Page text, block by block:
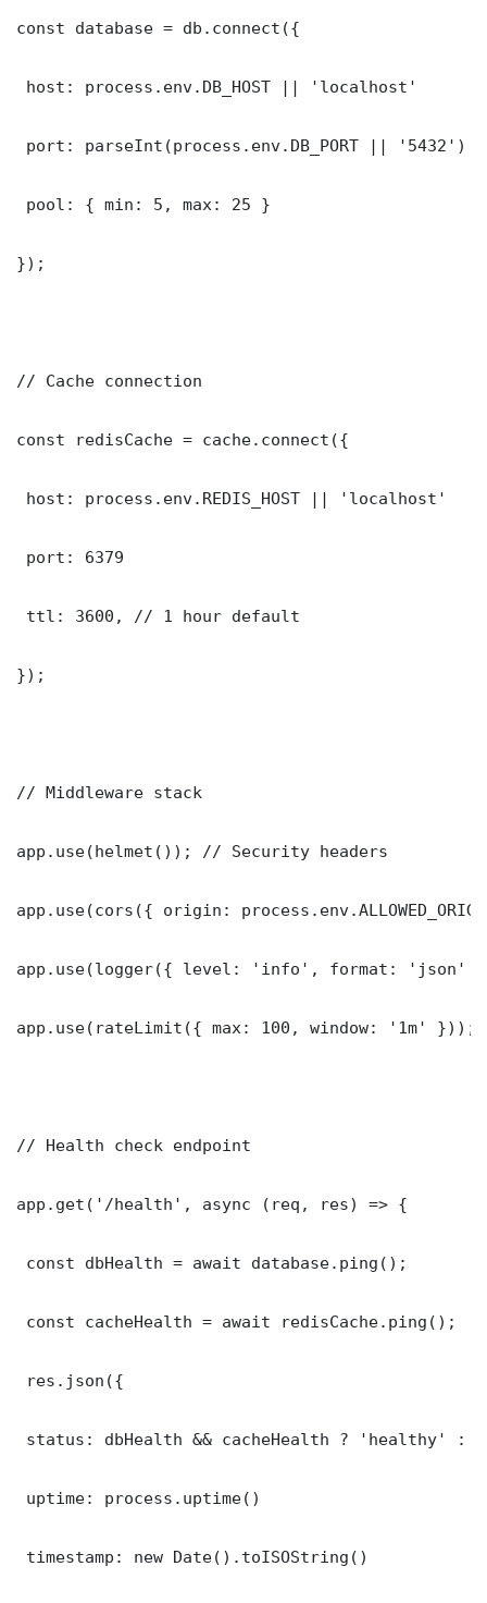
const database = db.connect({
host: process.env.DB_HOST || 'localhost'
port: parseInt(process.env.DB_PORT || '5432')
pool: { min: 5, max: 25 }
});
// Cache connection
const redisCache = cache.connect({
host: process.env.REDIS_HOST || 'localhost'
port: 6379
ttl: 3600, // 1 hour default
});
// Middleware stack
app.use(helmet()); // Security headers
app.use(cors({ origin:
app.use(logger({ level: 'info', format: 'json'
app.use(rateLimit({ max: 100, window: '1m' }));
// Health check endpoint
app.get('/health', async (req, res) => {
const dbHealth = await database.ping();
const cacheHealth = await redisCache.ping();
res.json({
status: dbHealth && cacheHealth ? 'healthy' :
uptime: process.uptime()
timestamp: new Date().toISOString()